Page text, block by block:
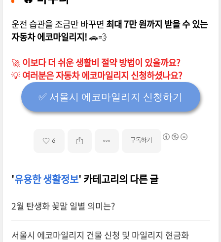
운전 습관을 조금만 바꾸면 최대 7만 원까지 받을 수 있는
자동차 에코마일리지!🚗💨
🚀이보다 더 쉬운 생활비 절약 방법이 있을까요?
💡여러분은 자동차 에코마일리지 신청하셨나요?
✅️ 서울시 에코마일리지 신청하기
6 구독하기
'유용한 생활정보' 카테고리의 다른 글
​2월 탄생화 꽃말 일별 의미는?
서울시 에코마일리지 건물 신청 및 마일리지 현금화